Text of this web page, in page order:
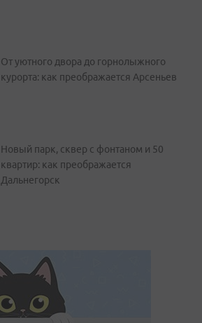
От уютного двора до горнолыжного
курорта: как преображается Арсеньев
Новый парк, сквер с фонтаном и 50
квартир: как преображается
Дальнегорск